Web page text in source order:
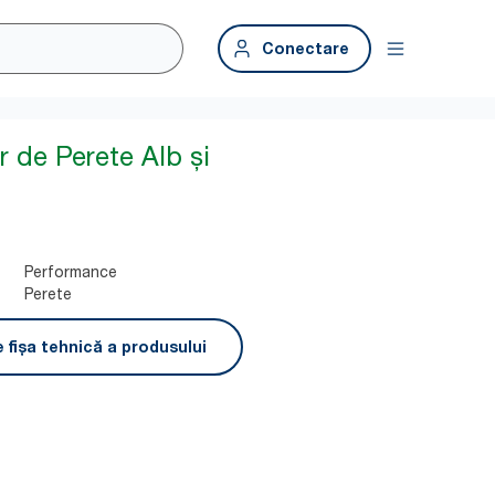
Conectare
de Perete Alb și
Performance
Perete
fișa tehnică a produsului